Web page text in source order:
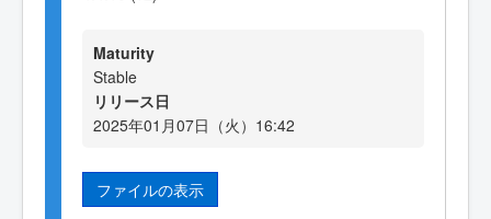
Maturity
Stable
リリース日
2025年01月07日（火）16:42
ファイルの表示